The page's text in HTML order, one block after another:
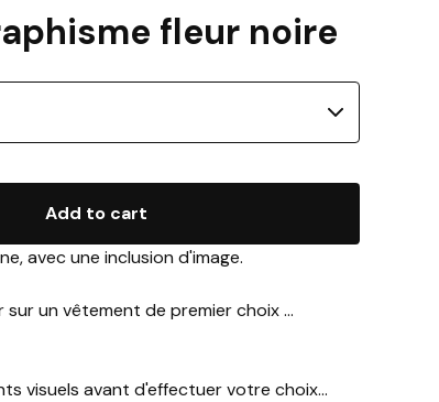
fleur noire
Add to cart
avec une inclusion d'image.
sur un vêtement de premier choix ...
visuels avant d'effectuer votre choix...